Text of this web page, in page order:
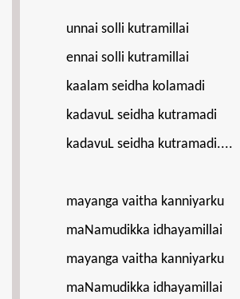
unnai solli kutramillai
ennai solli kutramillai
kaalam seidha kolamadi
kadavuL seidha kutramadi
kadavuL seidha kutramadi....
mayanga vaitha kanniyarku
maNamudikka idhayamillai
mayanga vaitha kanniyarku
maNamudikka idhayamillai